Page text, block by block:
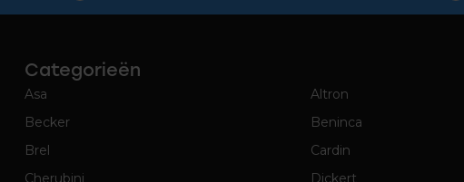
Categorieën
Asa
Altron
Becker
Beninca
Brel
Cardin
Cherubini
Dickert